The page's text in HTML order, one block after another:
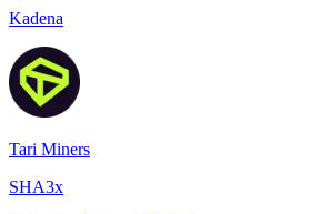
Kadena
Tari Miners
SHA3x